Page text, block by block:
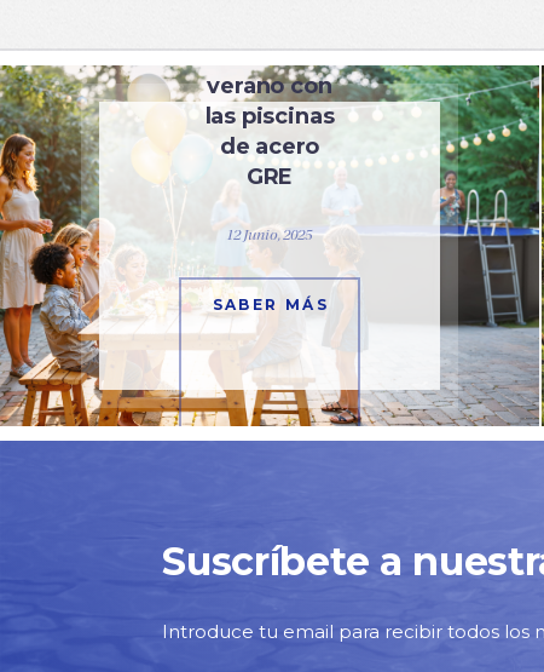
Vive tu
verano con
las piscinas
de acero
GRE
12 Junio, 2025
SABER MÁS
Suscríbete a
Introduce tu email para recibir todos los